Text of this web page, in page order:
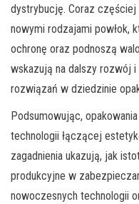
dystrybucję. Coraz częściej
nowymi rodzajami powłok,
ochronę oraz podnoszą
wskazują na dalszy rozwój
rozwiązań w dziedzinie
Podsumowując,
technologii łączącej
zagadnienia ukazują, jak
produkcyjne w
nowoczesnych technologii